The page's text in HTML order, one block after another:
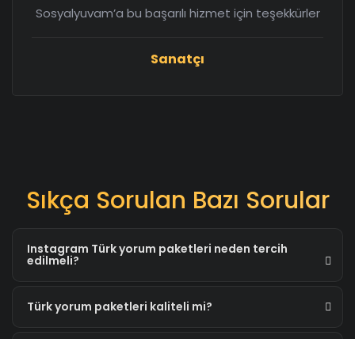
Sosyalyuvam’a bu başarılı hizmet için teşekkürler
Sanatçı
Sıkça Sorulan Bazı Sorular
Instagram Türk yorum paketleri neden tercih
edilmeli?
Türk yorum paketleri kaliteli mi?